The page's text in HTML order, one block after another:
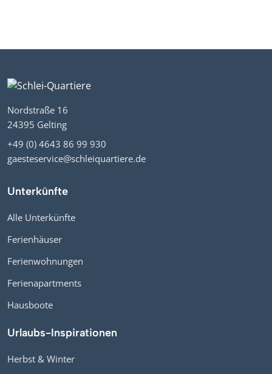
Nordstraße 16
24395 Gelting
+49 (0) 4643 86 99 930
gaesteservice@schleiquartiere.de
Unterkünfte
Alle Unterkünfte
Ferienhäuser
Ferienwohnungen
Ferienapartments
Hausboote
Urlaubs-Inspirationen
Herbst & Winter